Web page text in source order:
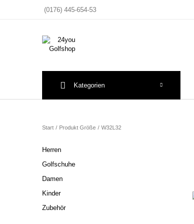
(0176) 445-654-53
Kategorien
Start / Produkt Größe / W32L32
Herren
Golfschuhe
Damen
Kinder
Zubehör